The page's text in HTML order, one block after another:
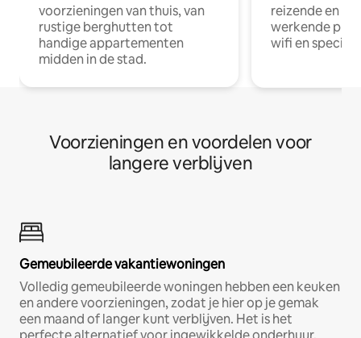
voorzieningen van thuis, van
rustige berghutten tot
handige appartementen
midden in de stad.
reizende en
werkende
wifi en
Voorzieningen en voordelen voor
langere verblijven
Gemeubileerde vakantiewoningen
Volledig gemeubileerde woningen hebben een keuken
en andere voorzieningen, zodat je hier op je gemak
een maand of langer kunt verblijven. Het is het